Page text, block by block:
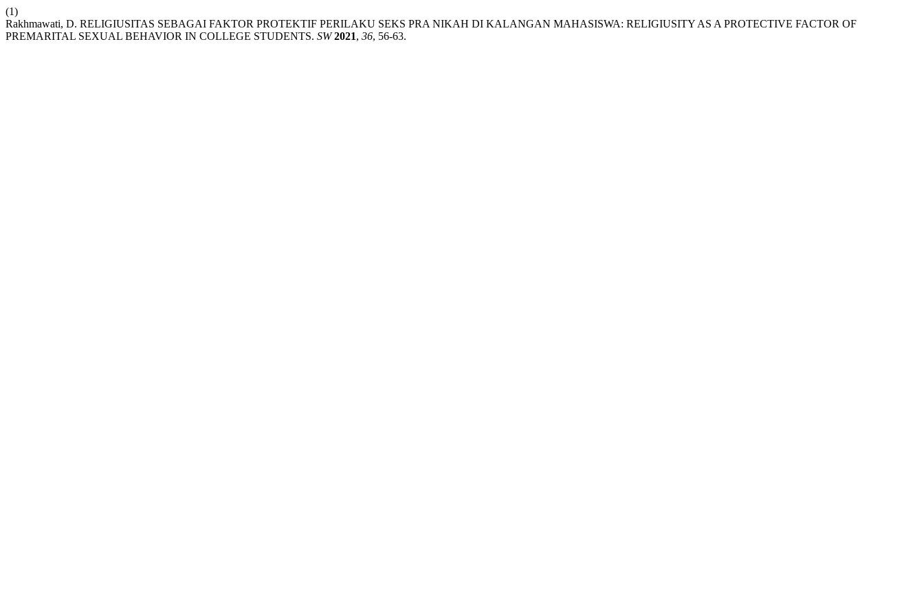
(1)
Rakhmawati, D. RELIGIUSITAS SEBAGAI FAKTOR PROTEKTIF PERILAKU SEKS PRA NIKAH DI KALANGAN MAHASISWA: RELIGIUSITY AS A PROTECTIVE FACTOR OF
PREMARITAL SEXUAL BEHAVIOR IN COLLEGE STUDENTS. SW 2021, 36, 56-63.